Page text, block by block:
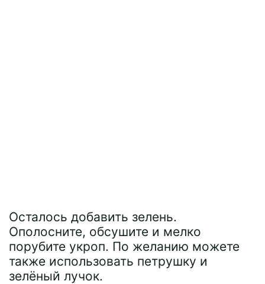
Осталось добавить зелень.
Ополосните, обсушите и мелко
порубите укроп. По желанию можете
также использовать петрушку и
зелёный лучок.